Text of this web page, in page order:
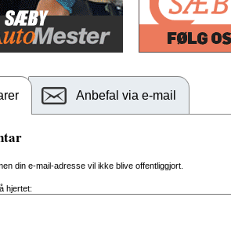
Anbefal via e-mail
din e-mail-adresse vil ikke blive offentliggjort.
hjertet: